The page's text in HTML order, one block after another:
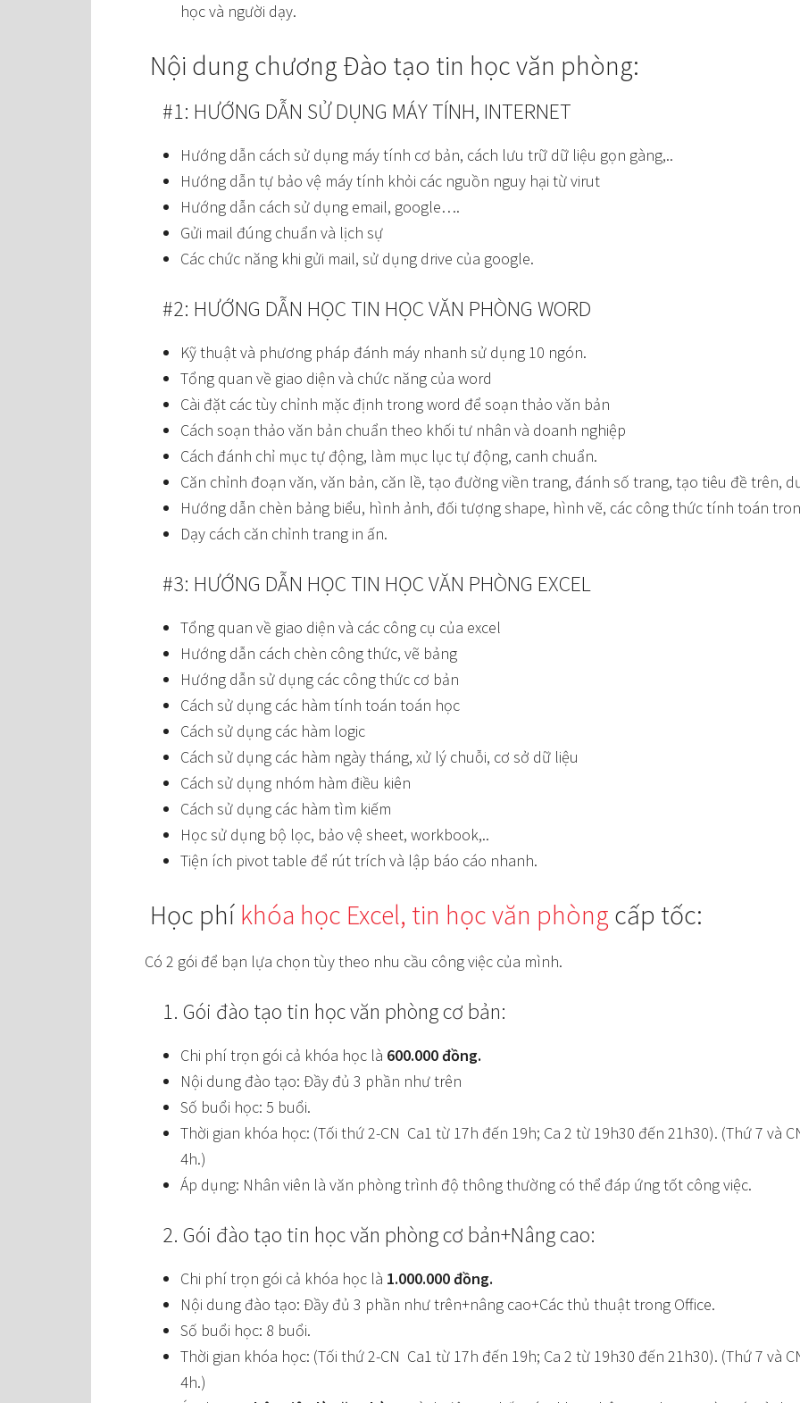
học và người dạy.
Nội dung chương Đào tạo tin học văn phòng:
#1: HƯỚNG DẪN SỬ DỤNG MÁY TÍNH, INTERNET
Hướng dẫn cách sử dụng máy tính cơ bản, cách lưu trữ dữ liệu gọn gàng,..
Hướng dẫn tự bảo vệ máy tính khỏi các nguồn nguy hại từ virut
Hướng dẫn cách sử dụng email, google….
Gửi mail đúng chuẩn và lịch sự
Các chức năng khi gửi mail, sử dụng drive của google.
#2: HƯỚNG DẪN HỌC TIN HỌC VĂN PHÒNG WORD
Kỹ thuật và phương pháp đánh máy nhanh sử dụng 10 ngón.
Tổng quan về giao diện và chức năng của word
Cài đặt các tùy chỉnh mặc định trong word để soạn thảo văn bản
Cách soạn thảo văn bản chuẩn theo khối tư nhân và doanh nghiệp
Cách đánh chỉ mục tự động, làm mục lục tự động, canh chuẩn.
Căn chỉnh đoạn văn, văn bản, căn lề, tạo đường viền trang, đánh số trang, tạo tiêu đề trên,
Hướng dẫn chèn bảng biểu, hình ảnh, đối tượng shape, hình vẽ, các công thức tính toán
Dạy cách căn chỉnh trang in ấn.
#3: HƯỚNG DẪN HỌC TIN HỌC VĂN PHÒNG EXCEL
Tổng quan về giao diện và các công cụ của excel
Hướng dẫn cách chèn công thức, vẽ bảng
Hướng dẫn sử dụng các công thức cơ bản
Cách sử dụng các hàm tính toán toán học
Cách sử dụng các hàm logic
Cách sử dụng các hàm ngày tháng, xử lý chuỗi, cơ sở dữ liệu
Cách sử dụng nhóm hàm điều kiên
Cách sử dụng các hàm tìm kiếm
Học sử dụng bộ lọc, bảo vệ sheet, workbook,..
Tiện ích pivot table để rút trích và lập báo cáo nhanh.
Học phí khóa học Excel, tin học văn phòng cấp tốc:
Có 2 gói để bạn lựa chọn tùy theo nhu cầu công việc của mình.
1. Gói đào tạo tin học văn phòng cơ bản:
Chi phí trọn gói cả khóa học là 600.000 đồng.
Nội dung đào tạo: Đầy đủ 3 phần như trên
Số buổi học: 5 buổi.
Thời gian khóa học: (Tối thứ 2-CN Ca1 từ 17h đến 19h; Ca 2 từ 19h30 đến 21h30). (Thứ 7 và
4h.)
Áp dụng: Nhân viên là văn phòng trình độ thông thường có thể đáp ứng tốt công việc.
2. Gói đào tạo tin học văn phòng cơ bản+Nâng cao:
Chi phí trọn gói cả khóa học là 1.000.000 đồng.
Nội dung đào tạo: Đầy đủ 3 phần như trên+nâng cao+Các thủ thuật trong Office.
Số buổi học: 8 buổi.
Thời gian khóa học: (Tối thứ 2-CN Ca1 từ 17h đến 19h; Ca 2 từ 19h30 đến 21h30). (Thứ 7 và
4h.)